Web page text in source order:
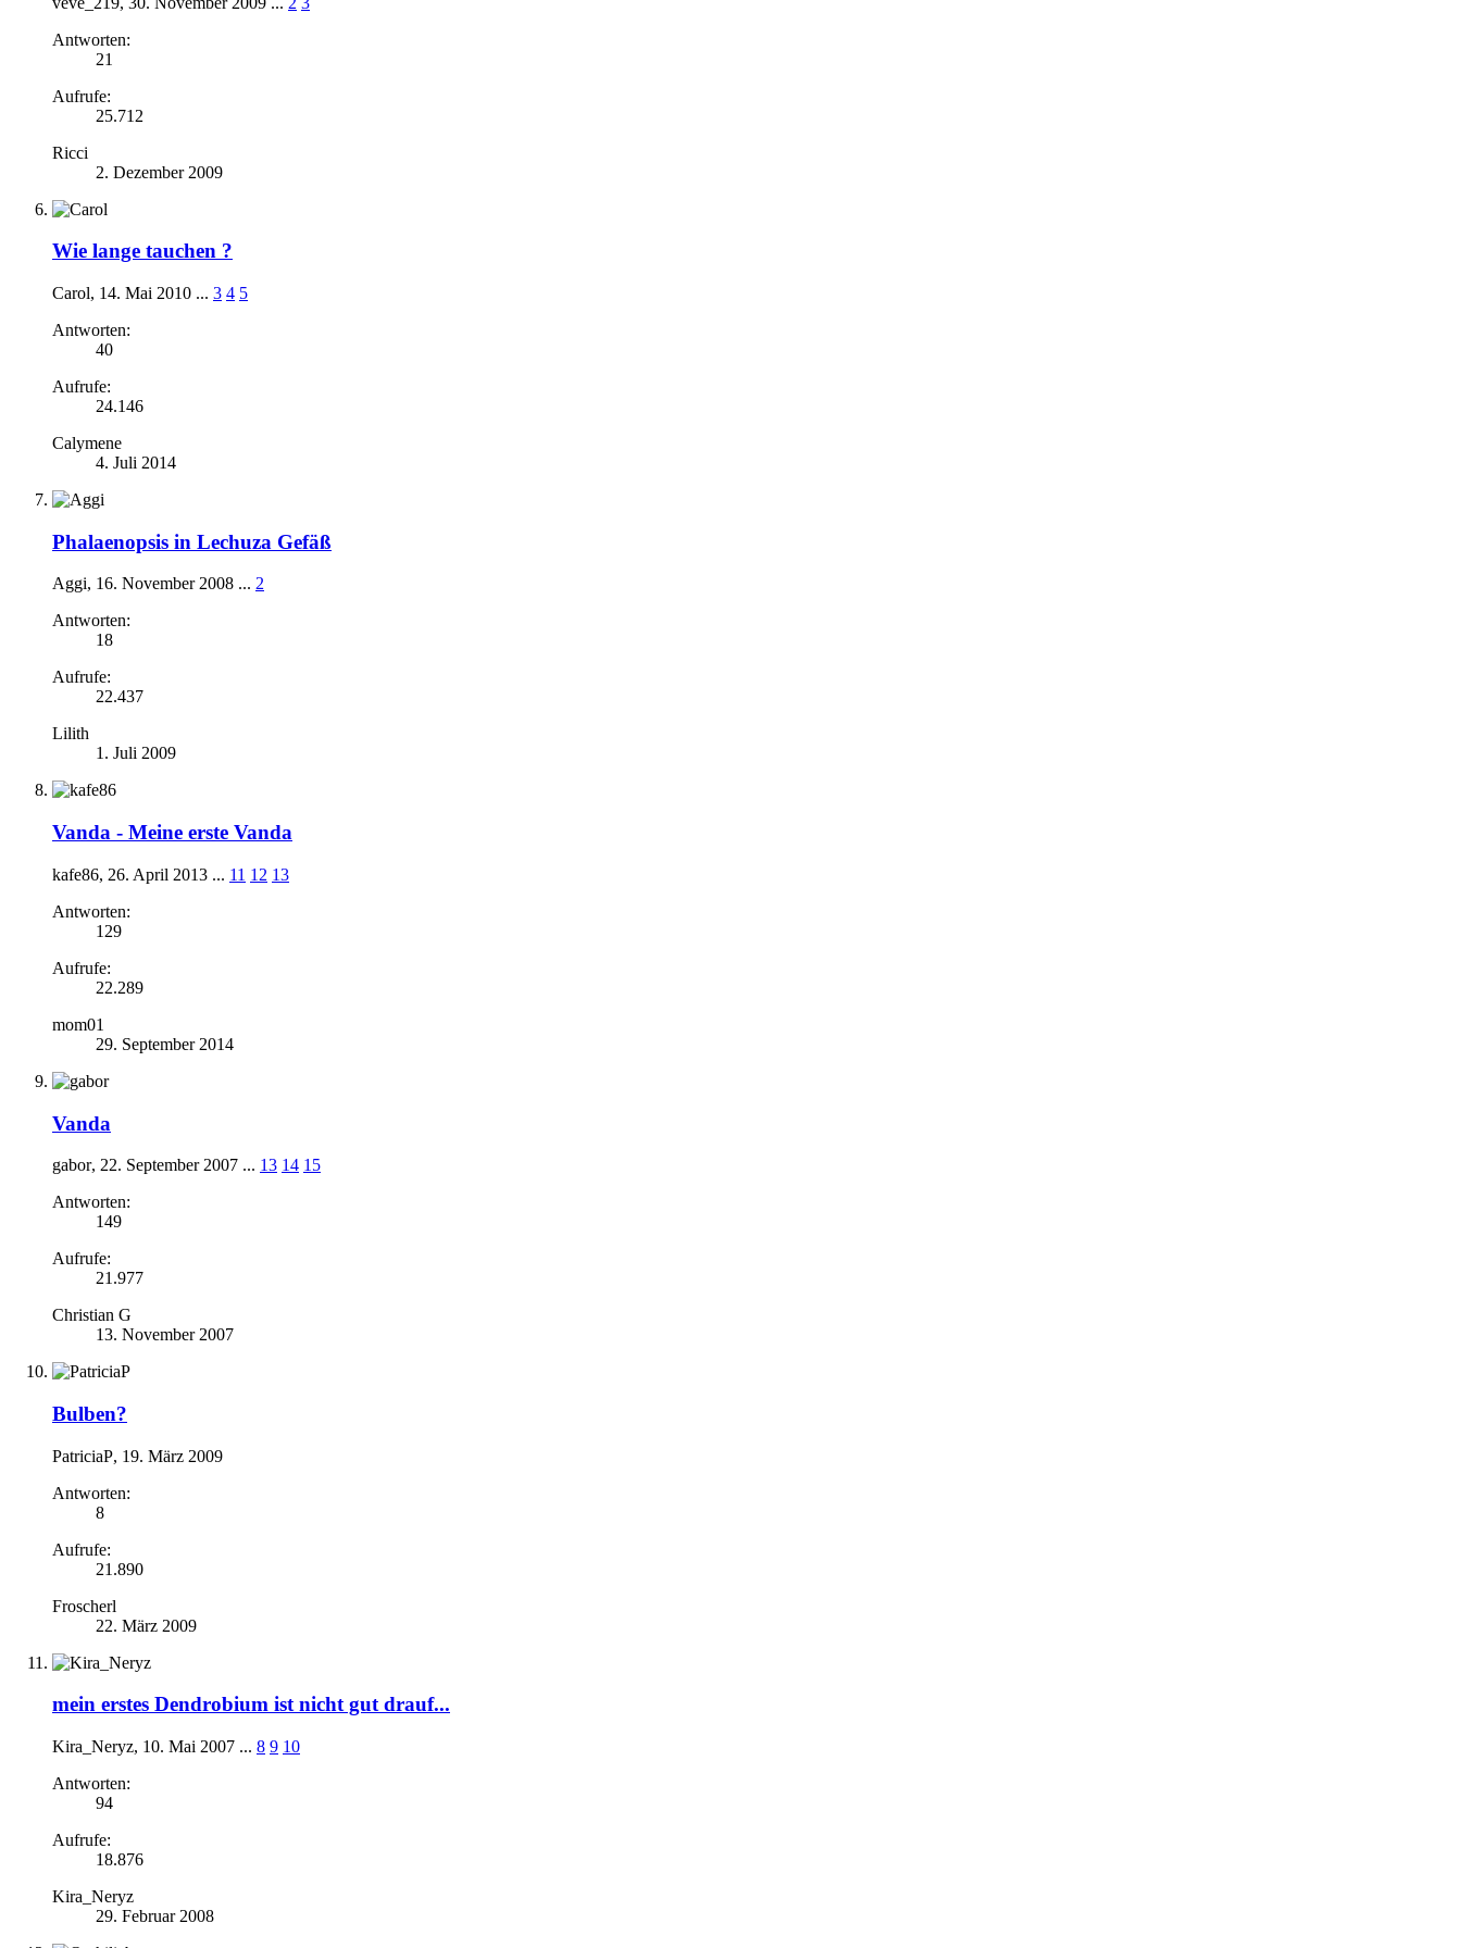
Antworten:
21
Aufrufe:
25.712
Ricci
2. Dezember 2009
Wie lange tauchen ?
Carol, 14. Mai 2010 ... 3 4 5
Antworten:
40
Aufrufe:
24.146
Calymene
4. Juli 2014
Phalaenopsis in Lechuza Gefäß
Aggi, 16. November 2008 ... 2
Antworten:
18
Aufrufe:
22.437
Lilith
1. Juli 2009
Vanda - Meine erste Vanda
kafe86, 26. April 2013 ... 11 12 13
Antworten:
129
Aufrufe:
22.289
mom01
29. September 2014
Vanda
gabor, 22. September 2007 ... 13 14 15
Antworten:
149
Aufrufe:
21.977
Christian G
13. November 2007
Bulben?
PatriciaP, 19. März 2009
Antworten:
8
Aufrufe:
21.890
Froscherl
22. März 2009
mein erstes Dendrobium ist nicht gut drauf...
Kira_Neryz, 10. Mai 2007 ... 8 9 10
Antworten:
94
Aufrufe:
18.876
Kira_Neryz
29. Februar 2008